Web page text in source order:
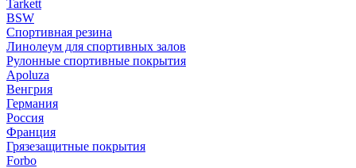
Tarkett
BSW
Спортивная резина
Линолеум для спортивных залов
Рулонные спортивные покрытия
Apoluza
Венгрия
Германия
Россия
Франция
Грязезащитные покрытия
Forbo